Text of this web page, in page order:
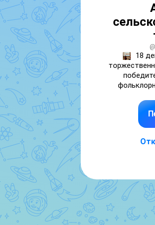
18
Габдуллы
дальнейших